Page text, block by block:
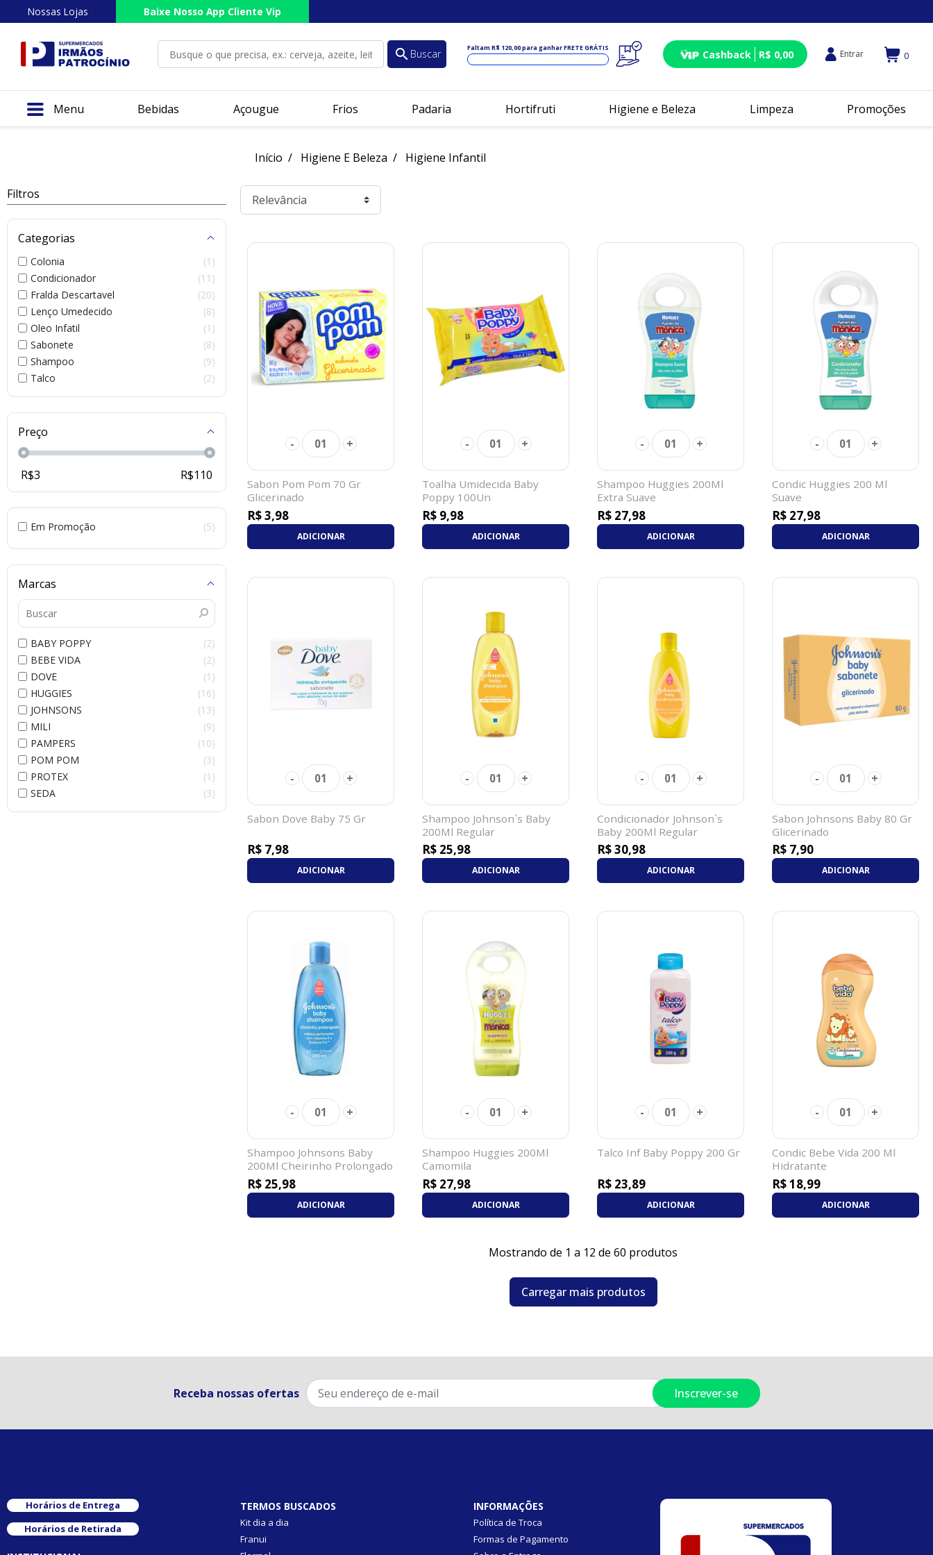
Nossas Lojas Baixe Nosso App Cliente Vip
search Buscar Faltam R$ 120,00para ganhar FRETE GRÁTIS Cashback R$ 0,00 Entrar 0
Menu Bebidas Açougue Frios Padaria Hortifruti Higiene e Beleza Limpeza Promoções
Início Higiene E Beleza Higiene Infantil
Filtros
Categorias
Colonia
1
Condicionador
11
Fralda Descartavel
20
Lenço Umedecido
8
Oleo Infatil
1
Sabonete
8
Shampoo
9
Talco
2
Preço
R$3 R$110
Em Promoção 5
Marcas
BABY POPPY
2
BEBE VIDA
2
DOVE
1
HUGGIES
16
JOHNSONS
13
MILI
9
PAMPERS
10
POM POM
3
PROTEX
1
SEDA
3
- 01 +
Sabon Pom Pom 70 Gr
Glicerinado
R$ 3,98
ADICIONAR
- 01 +
Toalha Umidecida Baby
Poppy 100Un
R$ 9,98
ADICIONAR
- 01 +
Shampoo Huggies 200Ml
Extra Suave
R$ 27,98
ADICIONAR
- 01 +
Condic Huggies 200 Ml
Suave
R$ 27,98
ADICIONAR
- 01 +
Sabon Dove Baby 75 Gr
R$ 7,98
ADICIONAR
- 01 +
Shampoo Johnson`s Baby
200Ml Regular
R$ 25,98
ADICIONAR
- 01 +
Condicionador Johnson`s
Baby 200Ml Regular
R$ 30,98
ADICIONAR
- 01 +
Sabon Johnsons Baby 80 Gr
Glicerinado
R$ 7,90
ADICIONAR
- 01 +
Shampoo Johnsons Baby
200Ml Cheirinho Prolongado
R$ 25,98
ADICIONAR
- 01 +
Shampoo Huggies 200Ml
Camomila
R$ 27,98
ADICIONAR
- 01 +
Talco Inf Baby Poppy 200 Gr
R$ 23,89
ADICIONAR
- 01 +
Condic Bebe Vida 200 Ml
Hidratante
R$ 18,99
ADICIONAR
Mostrando de 1 a 12 de 60 produtos
Carregar mais produtos
Receba nossas ofertas
Horários de Entrega
Horários de Retirada
TERMOS BUSCADOS
Kit dia a dia
Franui
INFORMAÇÕES
Política de Troca
Formas de Pagamento